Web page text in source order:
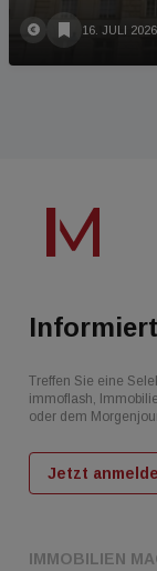
16. JULI 2026
IMMOBILIEN
Treffen Sie eine
immoflash,
oder dem
Jetzt